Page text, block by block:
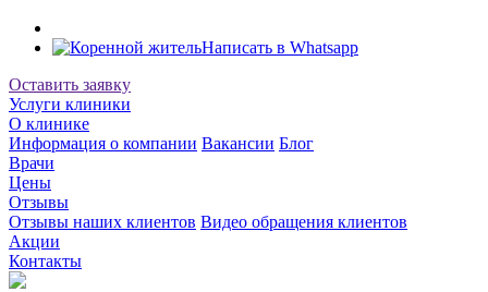
Написать в Whatsapp
Оставить заявку
Услуги клиники
О клинике
Информация о компании Вакансии Блог
Врачи
Цены
Отзывы
Отзывы наших клиентов Видео обращения клиентов
Акции
Контакты